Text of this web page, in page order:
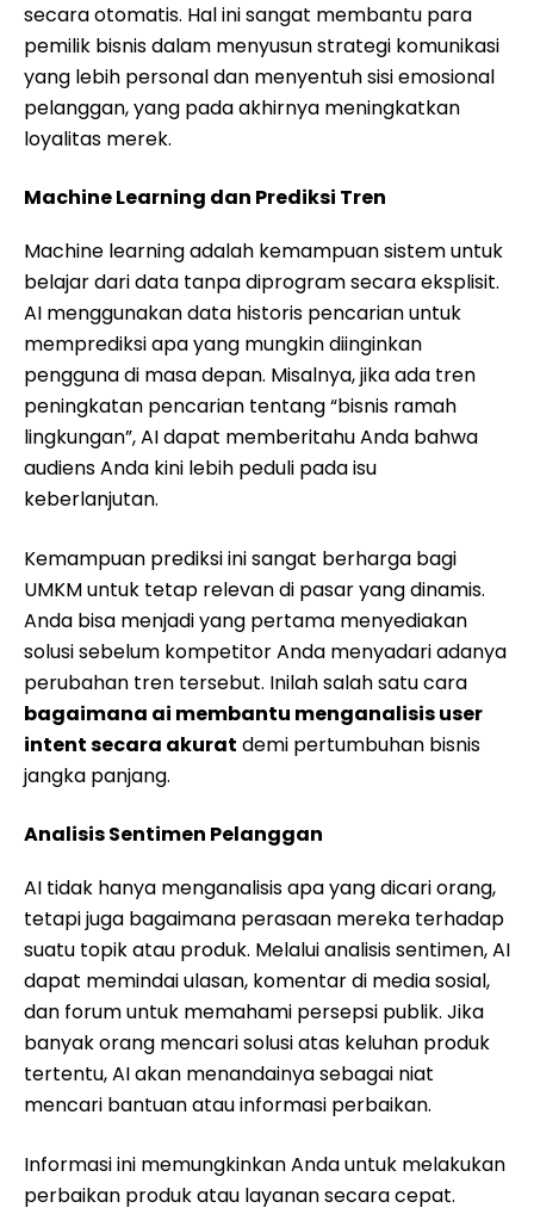
secara otomatis. Hal ini sangat membantu para
pemilik bisnis dalam menyusun strategi komunikasi
yang lebih personal dan menyentuh sisi emosional
pelanggan, yang pada akhirnya meningkatkan
loyalitas merek.
Machine Learning dan Prediksi Tren
Machine learning adalah kemampuan sistem untuk
belajar dari data tanpa diprogram secara eksplisit.
AI menggunakan data historis pencarian untuk
memprediksi apa yang mungkin diinginkan
pengguna di masa depan. Misalnya, jika ada tren
peningkatan pencarian tentang “bisnis ramah
lingkungan”, AI dapat memberitahu Anda bahwa
audiens Anda kini lebih peduli pada isu
keberlanjutan.
Kemampuan prediksi ini sangat berharga bagi
UMKM untuk tetap relevan di pasar yang dinamis.
Anda bisa menjadi yang pertama menyediakan
solusi sebelum kompetitor Anda menyadari adanya
perubahan tren tersebut. Inilah salah satu cara
bagaimana ai membantu menganalisis user
intent secara akurat demi pertumbuhan bisnis
jangka panjang.
Analisis Sentimen Pelanggan
AI tidak hanya menganalisis apa yang dicari orang,
tetapi juga bagaimana perasaan mereka terhadap
suatu topik atau produk. Melalui analisis sentimen, AI
dapat memindai ulasan, komentar di media sosial,
dan forum untuk memahami persepsi publik. Jika
banyak orang mencari solusi atas keluhan produk
tertentu, AI akan menandainya sebagai niat
mencari bantuan atau informasi perbaikan.
Informasi ini memungkinkan Anda untuk melakukan
perbaikan produk atau layanan secara cepat.